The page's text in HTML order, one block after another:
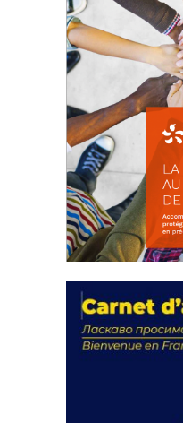
actions
18 septembre 2023
FEUILLETER